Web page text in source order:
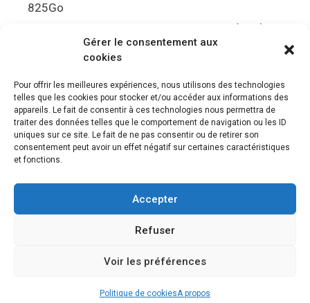
Gérer le consentement aux
cookies
Pour offrir les meilleures expériences, nous utilisons des technologies
telles que les cookies pour stocker et/ou accéder aux informations des
appareils. Le fait de consentir à ces technologies nous permettra de
traiter des données telles que le comportement de navigation ou les ID
uniques sur ce site. Le fait de ne pas consentir ou de retirer son
consentement peut avoir un effet négatif sur certaines caractéristiques
et fonctions.
Accepter
Refuser
Voir les préférences
Politique de cookiesA propos
825Go
5.5Gbit/s de bande passante en lecture (Brut)
Disque de jeu PS5
Ultra HD Blu-ray™, jusqu’à 100Go/disque
Sortie vidéo
Compatibilité avec les téléviseurs 4K 120Hz et
8K, VRR (spécification HDMI v. 2.1)
“Tempest” 3D AudioTec
Construit avecGeneratePress